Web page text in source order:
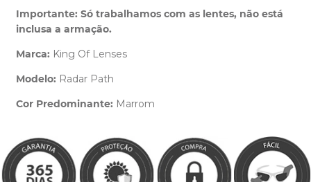
Importante: Só trabalhamos com as lentes, não está
inclusa a armação.
Marca: King Of Lenses
Modelo: Radar Path
Cor Predominante: Marrom